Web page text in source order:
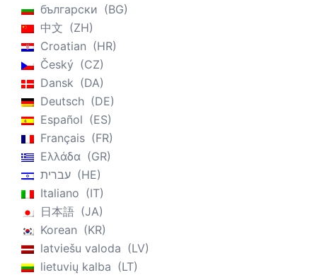
български
BG
中文
ZH
Croatian
HR
Český
CZ
Dansk
DA
Deutsch
DE
Español
ES
Français
FR
Ελλάδα
GR
עברית
HE
Italiano
IT
日本語
JA
Korean
KR
latviešu valoda
LV
lietuvių kalba
LT